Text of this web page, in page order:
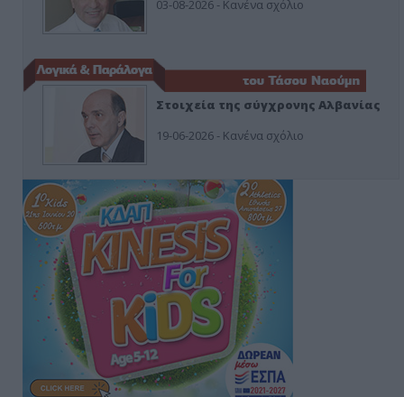
03-08-2026 - Κανένα σχόλιο
Στοιχεία της σύγχρονης Αλβανίας
19-06-2026 - Κανένα σχόλιο